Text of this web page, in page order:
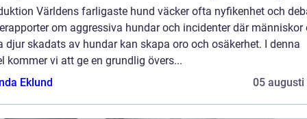
Världens farligaste hund väcker ofta nyfikenhet och
om aggressiva hundar och incidenter där människor
djur skadats av hundar kan skapa oro och osäkerhet. I denna
kommer vi att ge en grundlig övers...
Eklund
05 augusti